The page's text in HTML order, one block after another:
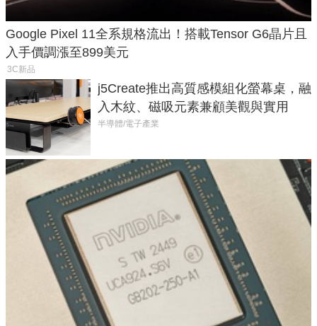
Google Pixel 11全系規格流出！搭載Tensor G6晶片且
入手價調漲至899美元
3C新品
j5Create推出高質感模組化螢幕桌，融
入木紋、磁吸元素兼顧美觀與實用
半導體/電子產業